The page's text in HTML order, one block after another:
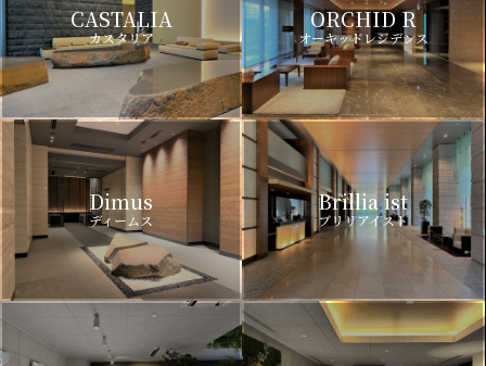
CASTALIA
カスタリア
ORCHID R
オーキッドレジデンス
Dimus
ディームス
Brillia ist
ブリリアイスト